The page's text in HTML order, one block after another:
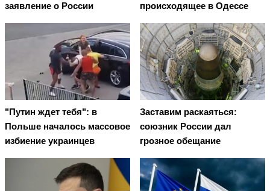
заявление о России
происходящее в Одессе
"Путин ждет тебя": в
Польше началось массовое
избиение украинцев
Заставим раскаяться:
союзник России дал
грозное обещание